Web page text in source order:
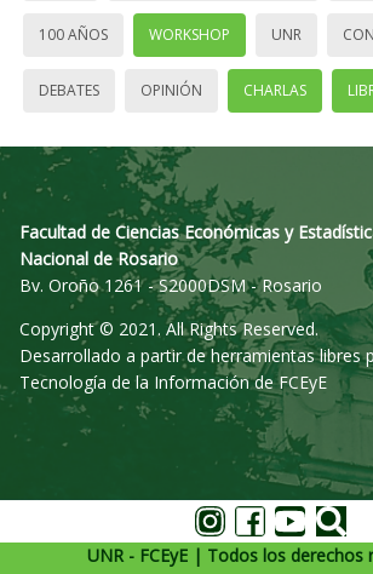
100 AÑOS WORKSHOP UNR
DEBATES OPINIÓN CHARLAS
Facultad de Ciencias Económicas y
Nacional de Rosario
Bv. Oroño 1261 - S2000DSM - Rosario
Copyright © 2021. All Rights Reserved.
Desarrollado a partir de herramientas libres
Tecnología de la Información de FCEyE
UNR - FCEyE | Todos los derechos